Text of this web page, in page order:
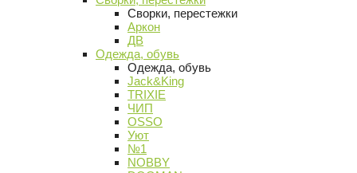
Сворки, перестежки
Аркон
ДВ
Одежда, обувь
Одежда, обувь
Jack&King
TRIXIE
ЧИП
OSSO
Уют
№1
NOBBY